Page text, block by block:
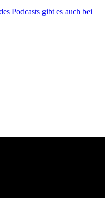
Podcasts gibt es auch bei